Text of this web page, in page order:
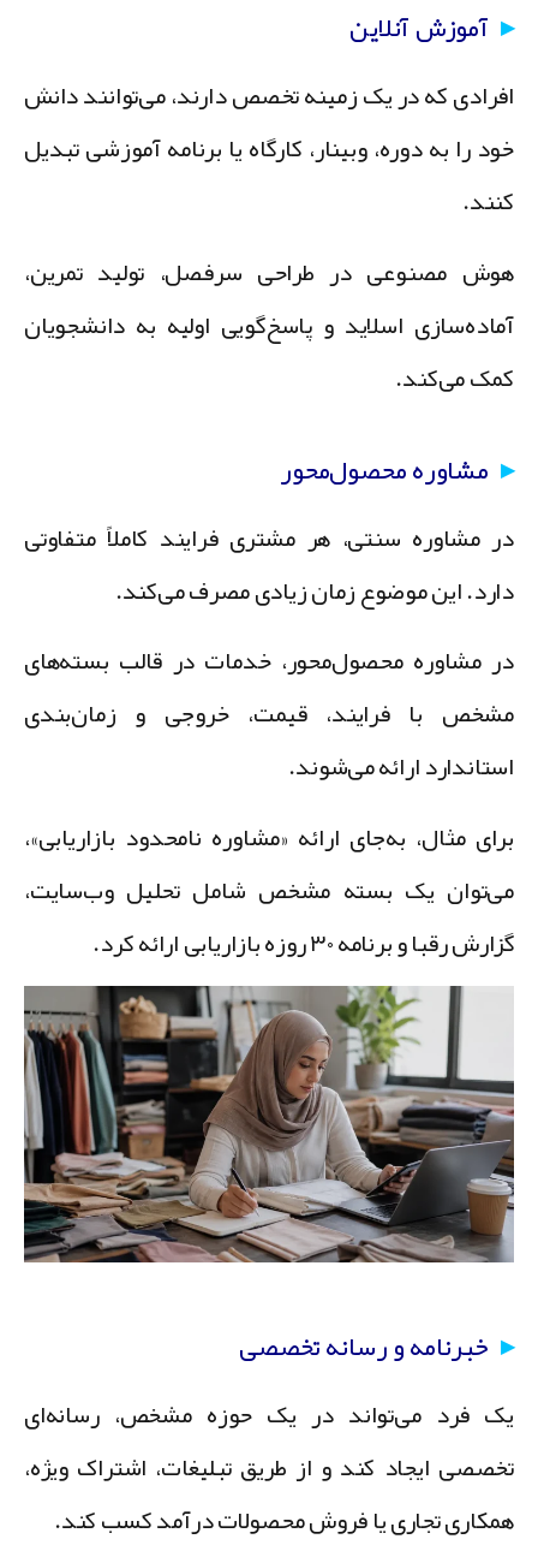
آموزش آنلاین
که در یک زمینه تخصص دارند، می‌توانند دانش
را به دوره، وبینار، کارگاه یا برنامه آموزشی تبدیل
مصنوعی در طراحی سرفصل، تولید تمرین،
اسلاید و پاسخ‌گویی اولیه به دانشجویان
می‌کند.
مشاوره محصول‌محور
مشاوره سنتی، هر مشتری فرایند کاملاً متفاوتی
این موضوع زمان زیادی مصرف می‌کند.
مشاوره محصول‌محور، خدمات در قالب بسته‌های
با فرایند، قیمت، خروجی و زمان‌بندی
ارائه می‌شوند.
مثال، به‌جای ارائه «مشاوره نامحدود بازاریابی»،
یک بسته مشخص شامل تحلیل وب‌سایت،
رقبا و برنامه ۳۰ روزه بازاریابی ارائه کرد.
خبرنامه و رسانه تخصصی
فرد می‌تواند در یک حوزه مشخص، رسانه‌ای
ایجاد کند و از طریق تبلیغات، اشتراک ویژه،
تجاری یا فروش محصولات درآمد کسب کند.